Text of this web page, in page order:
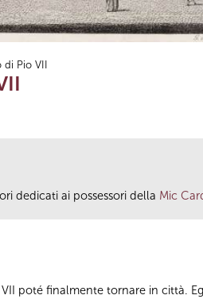
Pio VII
dedicati ai possessori della Mic
poté finalmente tornare in città.